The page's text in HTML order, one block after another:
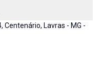
Centenário, Lavras - MG -